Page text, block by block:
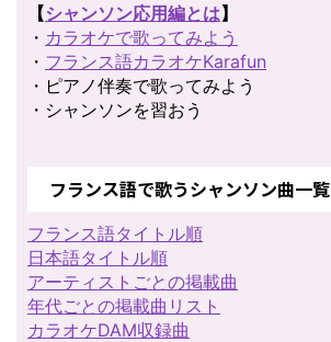
【シャンソン応用編とは】
・ カラオケで歌ってみよう
・ フランス語カラオケKarafun
・ピアノ伴奏で歌ってみよう
・シャンソンを習おう
フランス語で歌うシャンソン曲一覧
フランス語タイトル順
日本語タイトル順
アーティストごとの掲載曲
年代ごとの掲載曲リスト
カラオケDAM収録曲